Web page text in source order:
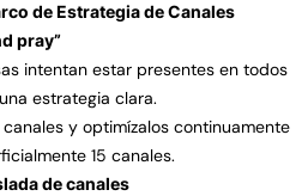
de Estrategia de Canales
pray”
intentan estar presentes en todos
estrategia clara.
y optimízalos continuamente
15 canales.
de canales